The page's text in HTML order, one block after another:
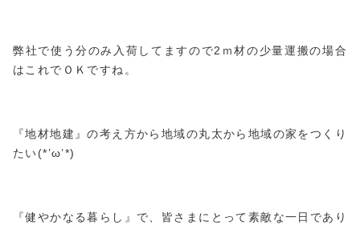
弊社で使う分のみ入荷してますので2ｍ材の少量運搬の場合
はこれでＯＫですね。
『地材地建』の考え方から地域の丸太から地域の家をつくり
たい(*’ω’*)
『健やかなる暮らし』で、皆さまにとって素敵な一日であり